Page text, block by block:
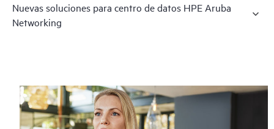
Nuevas soluciones para centro de datos HPE Aruba
Networking